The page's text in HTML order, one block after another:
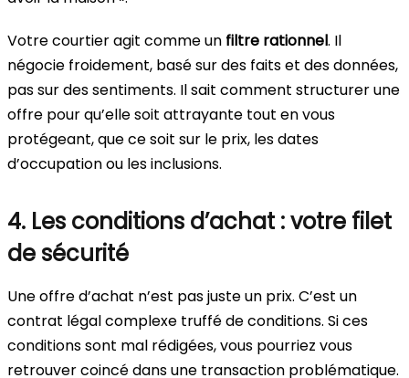
Votre courtier agit comme un filtre rationnel. Il
négocie froidement, basé sur des faits et des données,
pas sur des sentiments. Il sait comment structurer une
offre pour qu’elle soit attrayante tout en vous
protégeant, que ce soit sur le prix, les dates
d’occupation ou les inclusions.
4. Les conditions d’achat : votre filet
de sécurité
Une offre d’achat n’est pas juste un prix. C’est un
contrat légal complexe truffé de conditions. Si ces
conditions sont mal rédigées, vous pourriez vous
retrouver coincé dans une transaction problématique.